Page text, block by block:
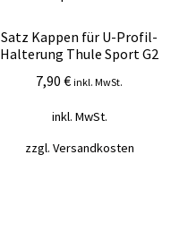
Satz Kappen für U-Profil-
Halterung Thule Sport G2
7,90€ inkl. MwSt.
inkl. MwSt.
zzgl. Versandkosten